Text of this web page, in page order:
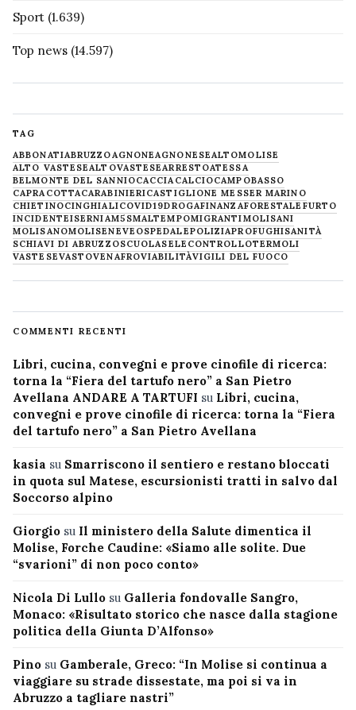
Sport (1.639)
Top news (14.597)
TAG
ABBONATIABRUZZOAGNONEAGNONESEALTOMOLISE
ALTO VASTESEALTOVASTESEARRESTOATESSA
BELMONTE DEL SANNIOCACCIACALCIOCAMPOBASSO
CAPRACOTTACARABINIERICASTIGLIONE MESSER MARINO
CHIETINOCINGHIALICOVID19DROGAFINANZAFORESTALE FURTO
INCIDENTEISERNIAM5SMALTEMPOMIGRANTIMOLISANI
MOLISANOMOLISENEVE OSPEDALEPOLIZIAPROFUGHISANITÀ
SCHIAVI DI ABRUZZOSCUOLASELECONTROLLOTERMOLI
VASTESEVASTOVENAFROVIABILITÀVIGILI DEL FUOCO
COMMENTI RECENTI
Libri, cucina, convegni e prove cinofile di ricerca:
torna la “Fiera del tartufo nero” a San Pietro
Avellana ANDARE A TARTUFI su Libri, cucina,
convegni e prove cinofile di ricerca: torna la “Fiera
del tartufo nero” a San Pietro Avellana
kasia su Smarriscono il sentiero e restano bloccati
in quota sul Matese, escursionisti tratti in salvo dal
Soccorso alpino
Giorgio su Il ministero della Salute dimentica il
Molise, Forche Caudine: «Siamo alle solite. Due
“svarioni” di non poco conto»
Nicola Di Lullo su Galleria fondovalle Sangro,
Monaco: «Risultato storico che nasce dalla stagione
politica della Giunta D’Alfonso»
Pino su Gamberale, Greco: “In Molise si continua a
viaggiare su strade dissestate, ma poi si va in
Abruzzo a tagliare nastri”